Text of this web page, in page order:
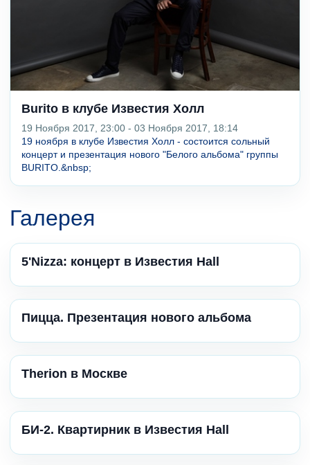
Burito в клубе Известия Холл
19 Ноября 2017, 23:00 - 03 Ноября 2017, 18:14
19 ноября в клубе Известия Холл - состоится сольный
концерт и презентация нового "Белого альбома" группы
BURITO.&nbsp;
Галерея
5'Nizza: концерт в Известия Hall
Пицца. Презентация нового альбома
Therion в Москве
БИ-2. Квартирник в Известия Hall